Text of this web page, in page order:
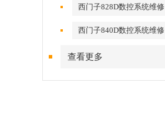
西门子828D数控系统维修
西门子840D数控系统维修
查看更多